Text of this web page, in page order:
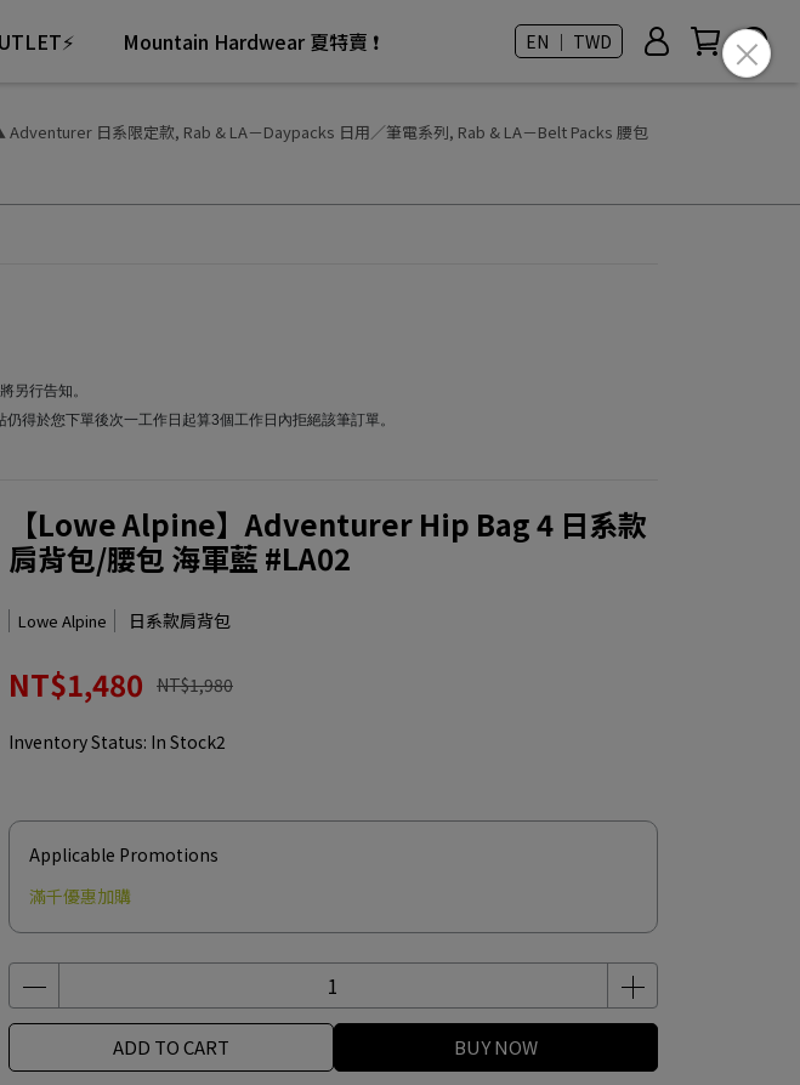
Mountain Hardwear 夏特賣 ❗ EN ｜ TWD
Adventurer 日系限定款, Rab & LA－Daypacks 日用／筆電系列, Rab & LA－Belt Packs 腰包
另行告知。
得於您下單後次一工作日起算3個工作日內拒絕該筆訂單。
【Lowe Alpine】Adventurer Hip Bag 4 日系款
肩背包/腰包 海軍藍 #LA02
Lowe Alpine 日系款肩背包
NT$1,480 NT$1,980
Inventory Status: In Stock2
Applicable Promotions
滿千優惠加購
ADD TO CART BUY NOW